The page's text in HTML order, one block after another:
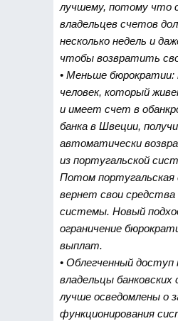
лучшему, потому что
владельцев счетов
несколько недель и
чтобы возвратить
• Меньше бюрократии:
человек, который
и имеет счет в
банка в Швеции,
автоматически
из португальской
Потом португальская
вернет свои средства
системы. Новый
ограничение
выплат.
• Облегченный доступ
владельцы
лучше осведомлены о
функционирования